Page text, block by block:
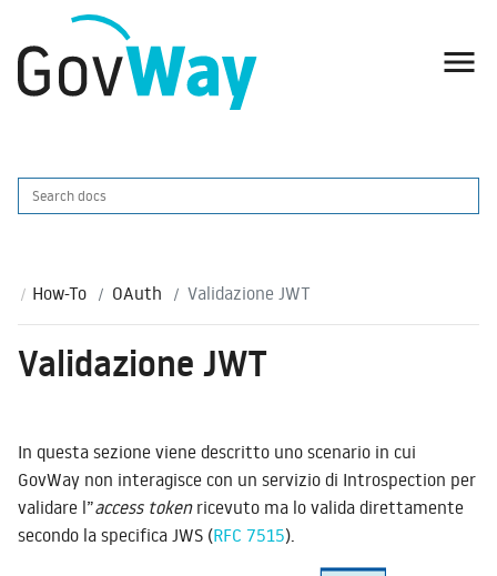

How-To OAuth Validazione JWT
Validazione JWT
In questa sezione viene descritto uno scenario in cui
GovWay non interagisce con un servizio di Introspection per
validare l”access tokenricevuto ma lo valida direttamente
secondo la specifica JWS (RFC 7515).